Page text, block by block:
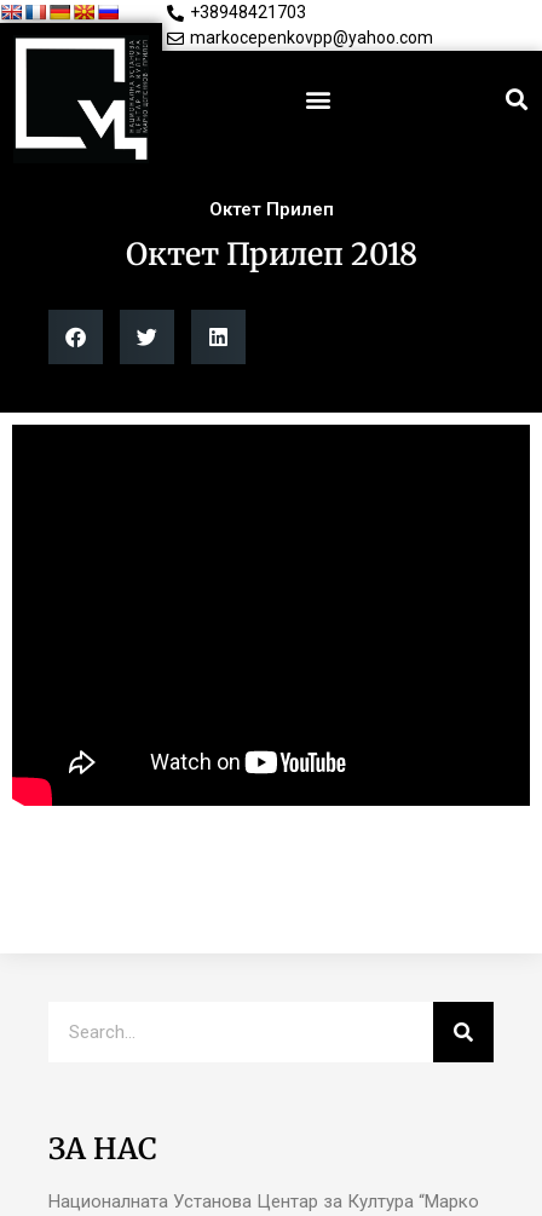
+38948421703
markocepenkovpp@yahoo.com
Октет Прилеп
Октет Прилеп 2018
ЗА НАС
Националната Установа Центар за Култура “Марко